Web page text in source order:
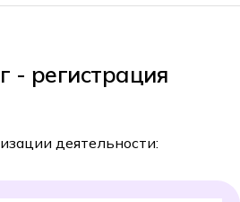
- регистрация
деятельности: